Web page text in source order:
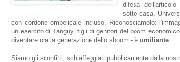
difesa
sotto casa.
con cordone ombelicale incluso. Riconosciamolo:
un esercito di Tanguy, figli di genitori del boom
diventare ora la generazione dello sboom - è umiliante
Siamo gli sconfitti, schiaffeggiati pubblicamente dalla